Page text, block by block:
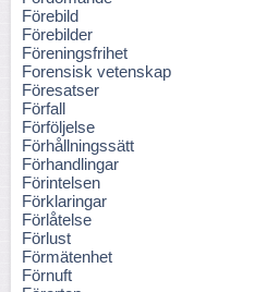
Förebild
Förebilder
Föreningsfrihet
Forensisk vetenskap
Föresatser
Förfall
Förföljelse
Förhållningssätt
Förhandlingar
Förintelsen
Förklaringar
Förlåtelse
Förlust
Förmätenhet
Förnuft